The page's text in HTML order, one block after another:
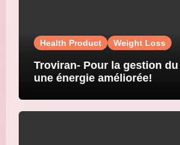
Health Product Weight Loss
Troviran- Pour la gestion
une énergie améliorée!